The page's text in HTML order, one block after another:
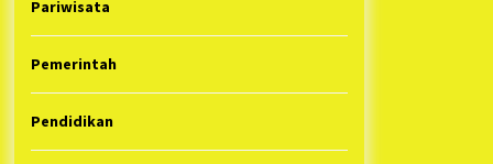
Pariwisata
Pemerintah
Pendidikan